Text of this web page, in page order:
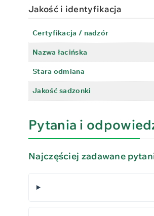
Jakość i identyfikacja
Certyfikacja / nadzór
Nazwa łacińska
Stara odmiana
Jakość sadzonki
Pytania i
Najczęściej zadawane